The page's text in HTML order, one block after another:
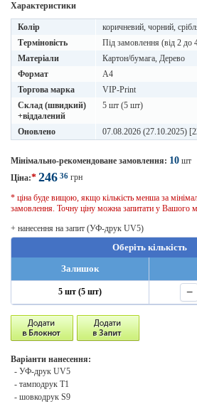
Характеристики
Колір
коричневий, чорний,
Терміновість
Під замовлення (від 2 до
Матеріали
Картон/бумага, Дерево
Формат
A4
Торгова марка
VIP-Print
Склад (швидкий)
+віддалений
5 шт (5 шт)
Оновлено 07.08.2026 (27.10.2025)
Мінімально-рекомендоване замовлення: 10 шт
Ціна:* 246 36 грн
* ціна буде вищою, якщо кількість менша за
замовлення. Точну ціну можна запитати у Вашого
+ нанесення на запит (УФ-друк UV5)
Оберіть кількість
Залишок
5 шт (5 шт) −
Варіанти нанесення:
- УФ-друк UV5
- тамподрук T1
- шовкодрук S9